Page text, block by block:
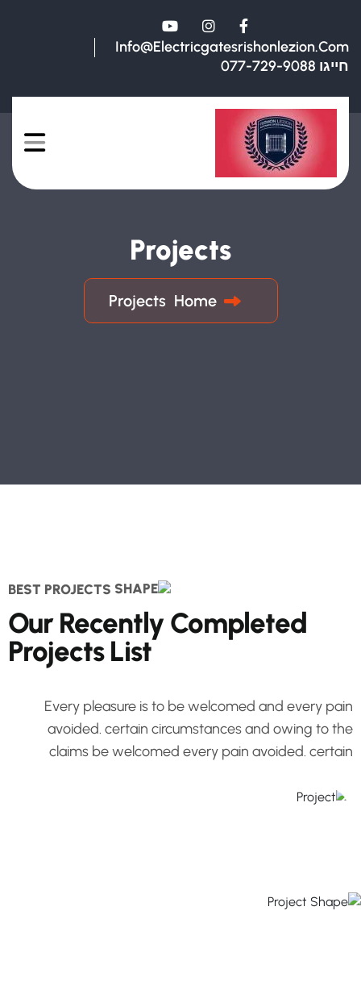
Info@electricgatesrishonlezion.com
חייגו 077-729-9088
Projects
Home
Projects
Our Recently Completed
Projects List
Every pleasure is to be welcomed and every pain
avoided. certain circumstances and owing to the
claims be welcomed every pain avoided. certain